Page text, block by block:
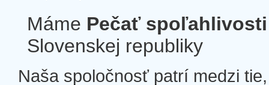
Máme Pečať spoľahlivosti
Slovenskej republiky
Naša spoločnosť patrí medzi